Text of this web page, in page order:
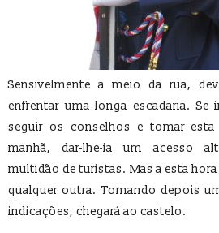
Sensivelmente a meio da rua,
enfrentar uma longa escadaria. Se
seguir os conselhos e tomar
manhã, dar-lhe-ia um acesso
multidão de turistas. Mas a esta
qualquer outra. Tomando depois
indicações, chegará ao castelo.